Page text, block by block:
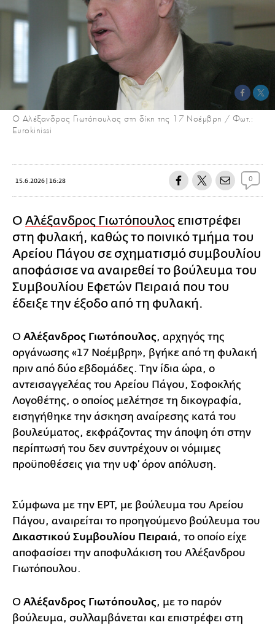
Ο Αλέξανδρος Γιωτόπουλος στη δίκη της 17 Νοέμβρη / Φωτ.:
Eurokinissi
15.6.2026 | 16:28 0
Ο Αλέξανδρος Γιωτόπουλος επιστρέφει
στη φυλακή, καθώς το ποινικό τμήμα του
Αρείου Πάγου σε σχηματισμό συμβουλίου
αποφάσισε να αναιρεθεί το βούλευμα του
Συμβουλίου Εφετών Πειραιά που του
έδειξε την έξοδο από τη φυλακή.
Ο Αλέξανδρος Γιωτόπουλος, αρχηγός της
οργάνωσης «17 Νοέμβρη», βγήκε από τη φυλακή
πριν από δύο εβδομάδες. Την ίδια ώρα, ο
αντεισαγγελέας του Αρείου Πάγου, Σοφοκλής
Λογοθέτης, ο οποίος μελέτησε τη δικογραφία,
εισηγήθηκε την άσκηση αναίρεσης κατά του
βουλεύματος, εκφράζοντας την άποψη ότι στην
περίπτωσή του δεν συντρέχουν οι νόμιμες
προϋποθέσεις για την υφ’ όρον απόλυση.
Σύμφωνα με την ΕΡΤ, με βούλευμα του Αρείου
Πάγου, αναιρείται το προηγούμενο βούλευμα του
Δικαστικού Συμβουλίου Πειραιά, το οποίο είχε
αποφασίσει την αποφυλάκιση του Αλέξανδρου
Γιωτόπουλου.
Ο Αλέξανδρος Γιωτόπουλος, με το παρόν
βούλευμα, συλλαμβάνεται και επιστρέφει στη